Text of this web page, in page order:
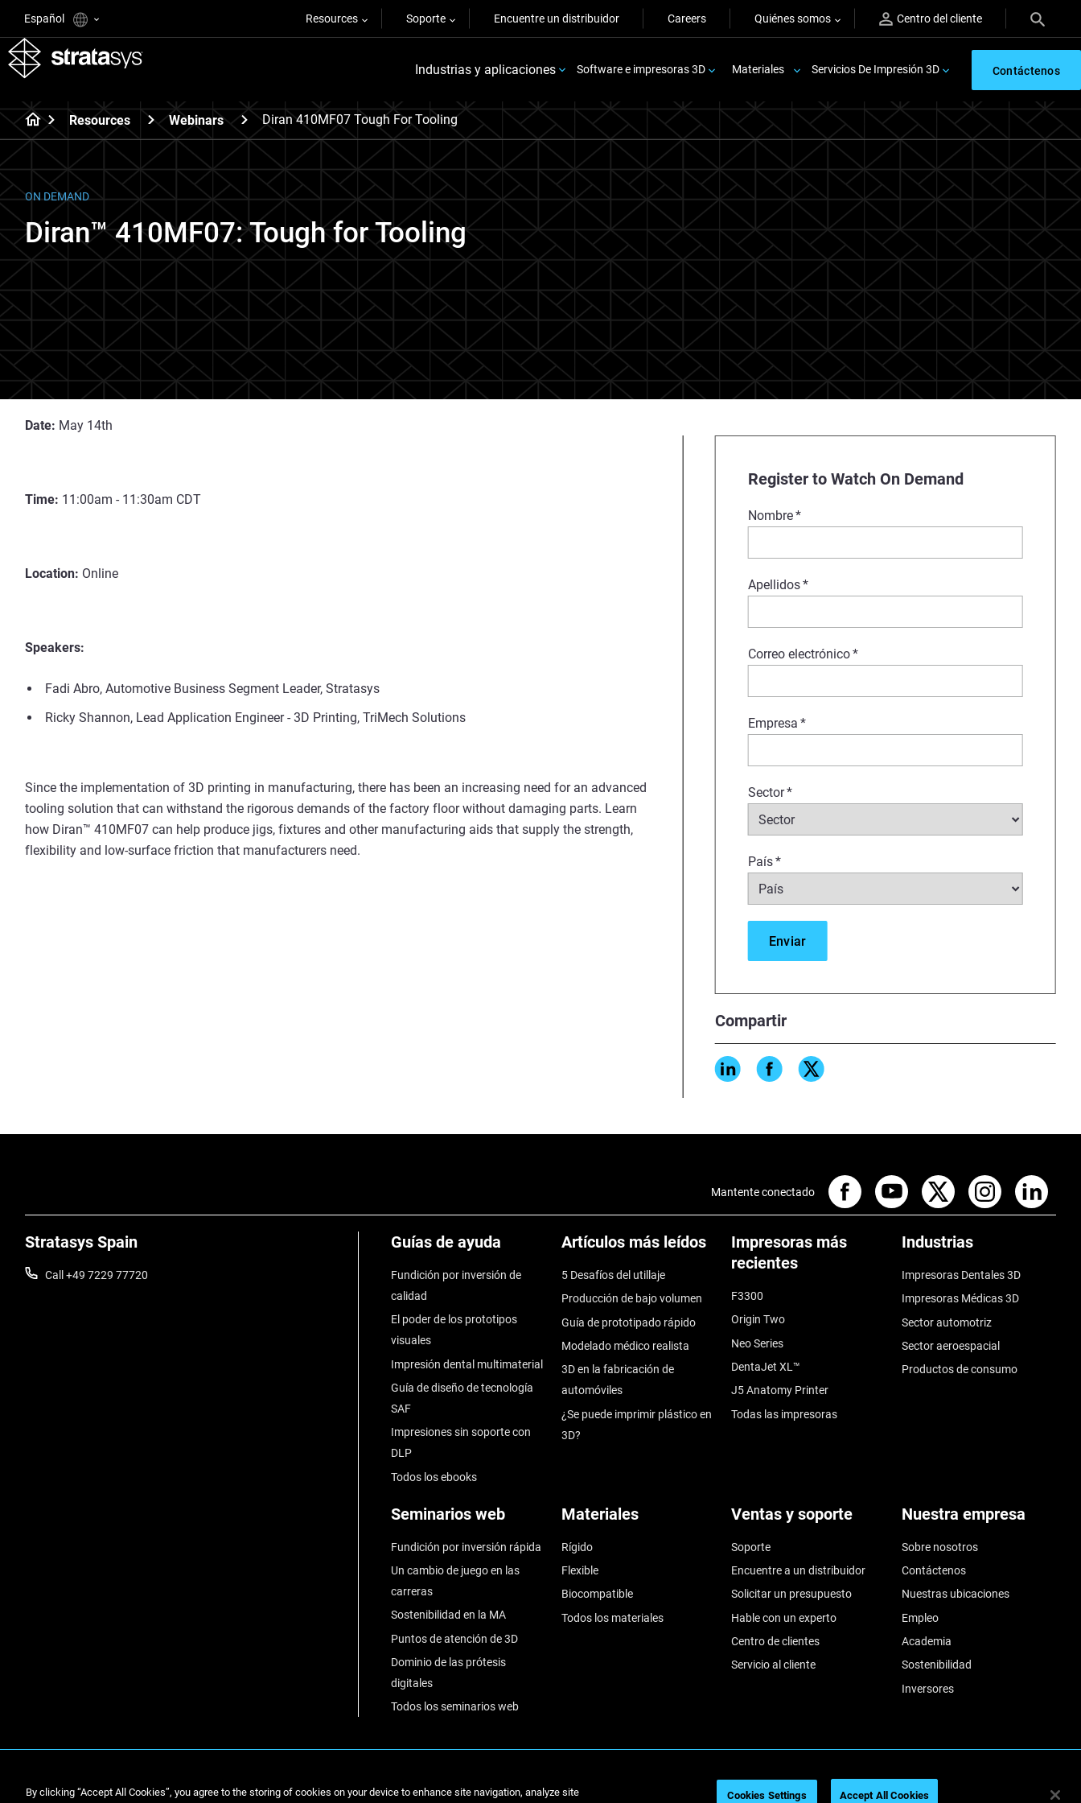
Español Resources Soporte Encuentre un distribuidor Careers Quiénes somos Centro del cliente
Industrias y aplicaciones Software e impresoras 3D Materiales Servicios De Impresión 3D Contáctenos
Resources Webinars Diran 410MF07 Tough For Tooling
ON DEMAND
Diran™ 410MF07: Tough for Tooling
Register to Watch On Demand
Nombre*
Apellidos*
Correo electrónico*
Empresa *
Sector*
País*
Compartir
Date: May 14th
Time: 11:00am - 11:30am CDT
Location: Online
Speakers:
Fadi Abro, Automotive Business Segment Leader, Stratasys
Ricky Shannon, Lead Application Engineer - 3D Printing, TriMech Solutions
Since the implementation of 3D printing in manufacturing, there has been an increasing need for an advanced
tooling solution that can withstand the rigorous demands of the factory floor without damaging parts. Learn
how Diran™ 410MF07 can help produce jigs, fixtures and other manufacturing aids that supply the strength,
flexibility and low-surface friction that manufacturers need.
Stratasys Spain
Call +49 7229 77720
Guías de ayuda
Fundición por inversión de
calidad
El poder de los prototipos
visuales
Impresión dental multimaterial
Guía de diseño de tecnología
SAF
Impresiones sin soporte con
DLP
Todos los ebooks
Artículos más leídos
5 Desafíos del utillaje
Producción de bajo volumen
Guía de prototipado rápido
Modelado médico realista
3D en la fabricación de
automóviles
¿Se puede imprimir plástico en
3D?
Impresoras más
recientes
F3300
Origin Two
Neo Series
DentaJet XL™
J5 Anatomy Printer
Todas las impresoras
Industrias
Impresoras Dentales 3D
Impresoras Médicas 3D
Sector automotriz
Sector aeroespacial
Productos de consumo
Seminarios web
Fundición por inversión rápida
Un cambio de juego en las
carreras
Sostenibilidad en la MA
Puntos de atención de 3D
Dominio de las prótesis
digitales
Todos los seminarios web
Materiales
Rígido
Flexible
Biocompatible
Todos los materiales
Ventas y soporte
Soporte
Encuentre a un distribuidor
Solicitar un presupuesto
Hable con un experto
Centro de clientes
Servicio al cliente
Nuestra empresa
Sobre nosotros
Contáctenos
Nuestras ubicaciones
Empleo
Academia
Sostenibilidad
Inversores
Mantente conectado
REACH compliance
By clicking “Accept All Cookies”, you agree to the storing of cookies on your device to enhance site navigation, analyze site
Cookies Settings Accept All Cookies